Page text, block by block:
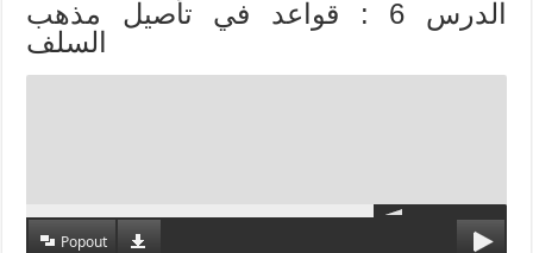
الدرس 6 : قواعد في تأصيل مذهب
السلف
Popout